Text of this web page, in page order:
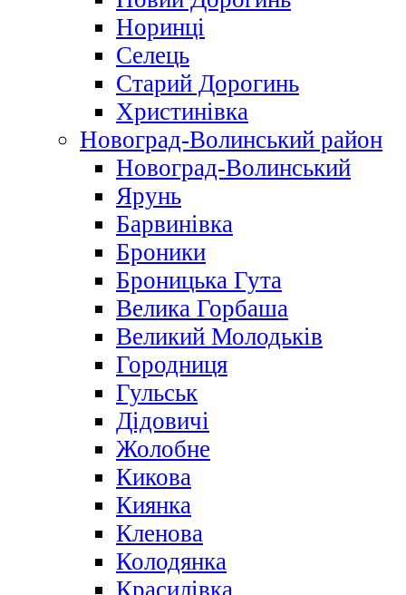
Норинці
Селець
Старий Дорогинь
Христинівка
Новоград-Волинський район
Новоград-Волинський
Ярунь
Барвинівка
Броники
Броницька Гута
Велика Горбаша
Великий Молодьків
Городниця
Гульськ
Дідовичі
Жолобне
Кикова
Киянка
Кленова
Колодянка